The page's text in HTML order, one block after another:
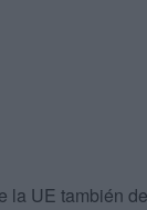
la UE también